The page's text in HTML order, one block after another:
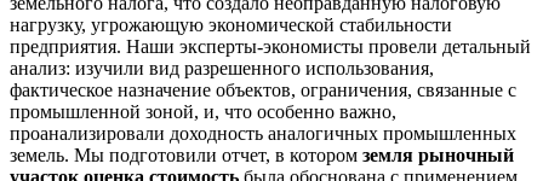
нагрузку, угрожающую экономической стабильности
предприятия. Наши эксперты-экономисты провели детальный
анализ: изучили вид разрешенного использования,
фактическое назначение объектов, ограничения, связанные с
промышленной зоной, и, что особенно важно,
проанализировали доходность аналогичных промышленных
земель. Мы подготовили отчет, в котором земля рыночный
участок оценка стоимость была обоснована с применением